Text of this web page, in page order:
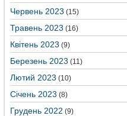
Червень 2023 (15)
Травень 2023 (16)
Квітень 2023 (9)
Березень 2023 (11)
Лютий 2023 (10)
Січень 2023 (8)
Грудень 2022 (9)